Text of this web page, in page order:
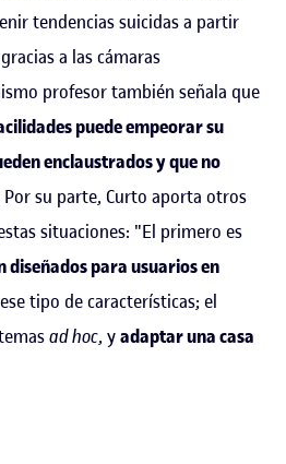
tendencias suicidas a partir
a las cámaras
profesor también señala que
puede empeorar su
enclaustrados y que no
Por su parte, Curto aporta otros
situaciones: "El primero es
diseñados para usuarios en
tipo de características; el
ad hoc, yadaptar una casa